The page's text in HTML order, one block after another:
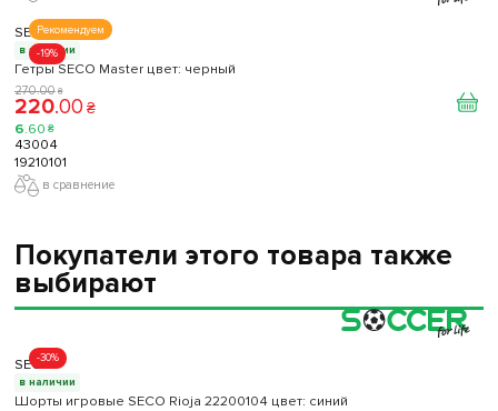
Рекомендуем
-19%
SECO
в наличии
Гетры SECO Master цвет: черный
270.00 ₴
220.00 ₴
6.60 ₴
43004
19210101
в сравнение
Покупатели этого товара также
выбирают
-30%
SECO
в наличии
Шорты игровые SECO Rioja 22200104 цвет: синий